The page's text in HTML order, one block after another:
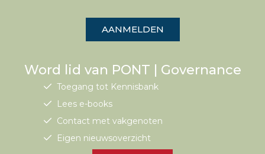
AANMELDEN
Word lid van PONT | Governance
Toegang tot Kennisbank
Lees e-books
Contact met vakgenoten
Eigen nieuwsoverzicht